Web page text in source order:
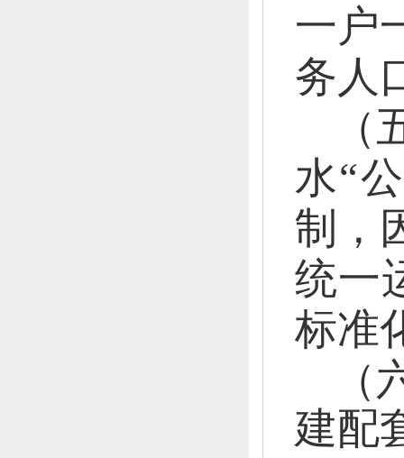
一户
务人
（
水“
制，
统一
标准
建配